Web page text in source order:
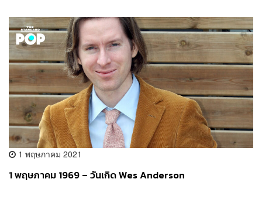
1 พฤษภาคม 2021
1 พฤษภาคม 1969 – วันเกิด Wes Anderson